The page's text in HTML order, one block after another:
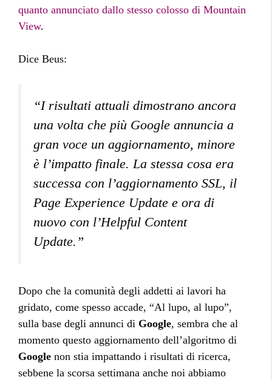
quanto annunciato dallo stesso colosso di Mountain
View.
Dice Beus:
“I risultati attuali dimostrano ancora
una volta che più Google annuncia a
gran voce un aggiornamento, minore
è l’impatto finale. La stessa cosa era
successa con l’aggiornamento SSL, il
Page Experience Update e ora di
nuovo con l’Helpful Content
Update.”
Dopo che la comunità degli addetti ai lavori ha
gridato, come spesso accade, “Al lupo, al lupo”,
sulla base degli annunci di Google, sembra che al
momento questo aggiornamento dell’algoritmo di
Google non stia impattando i risultati di ricerca,
sebbene la scorsa settimana anche noi abbiamo